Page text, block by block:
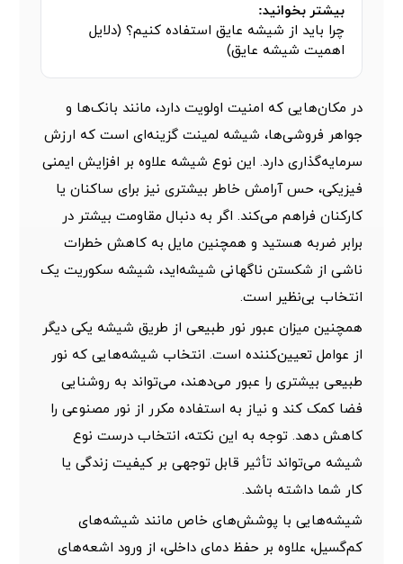
بیشتر بخوانید:
چرا باید از شیشه عایق استفاده کنیم؟ (دلایل
اهمیت شیشه عایق)
در مکان‌هایی که امنیت اولویت دارد، مانند بانک‌ها و
جواهر فروشی‌ها، شیشه لمینت گزینه‌ای است که ارزش
سرمایه‌گذاری دارد. این نوع شیشه علاوه بر افزایش ایمنی
فیزیکی، حس آرامش خاطر بیشتری نیز برای ساکنان یا
کارکنان فراهم می‌کند. اگر به دنبال مقاومت بیشتر در
برابر ضربه هستید و همچنین مایل به کاهش خطرات
ناشی از شکستن ناگهانی شیشه‌اید، شیشه سکوریت یک
انتخاب بی‌نظیر است.
همچنین میزان عبور نور طبیعی از طریق شیشه یکی دیگر
از عوامل تعیین‌کننده است. انتخاب شیشه‌هایی که نور
طبیعی بیشتری را عبور می‌دهند، می‌تواند به روشنایی
فضا کمک کند و نیاز به استفاده مکرر از نور مصنوعی را
کاهش دهد. توجه به این نکته، انتخاب درست نوع
شیشه می‌تواند تأثیر قابل توجهی بر کیفیت زندگی یا
کار شما داشته باشد.
شیشه‌هایی با پوشش‌های خاص مانند شیشه‌های
کم‌گسیل، علاوه بر حفظ دمای داخلی، از ورود اشعه‌های